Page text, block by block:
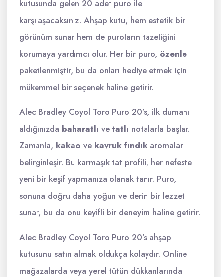
kutusunda gelen 20 adet puro ile
karşılaşacaksınız. Ahşap kutu, hem estetik bir
görünüm sunar hem de puroların tazeliğini
korumaya yardımcı olur. Her bir puro, özenle
paketlenmiştir, bu da onları hediye etmek için
mükemmel bir seçenek haline getirir.
Alec Bradley Coyol Toro Puro 20’s, ilk dumanı
aldığınızda baharatlı ve tatlı notalarla başlar.
Zamanla, kakao ve kavruk fındık aromaları
belirginleşir. Bu karmaşık tat profili, her nefeste
yeni bir keşif yapmanıza olanak tanır. Puro,
sonuna doğru daha yoğun ve derin bir lezzet
sunar, bu da onu keyifli bir deneyim haline getirir.
Alec Bradley Coyol Toro Puro 20’s ahşap
kutusunu satın almak oldukça kolaydır. Online
mağazalarda veya yerel tütün dükkanlarında